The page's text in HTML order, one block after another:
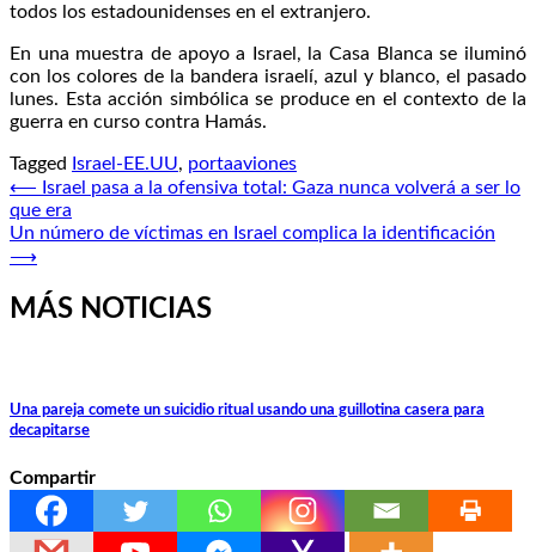
todos los estadounidenses en el extranjero.
En una muestra de apoyo a Israel, la Casa Blanca se iluminó
con los colores de la bandera israelí, azul y blanco, el pasado
lunes. Esta acción simbólica se produce en el contexto de la
guerra en curso contra Hamás.
Tagged Israel-EE.UU, portaaviones
Navegación
de
entradas
⟵ Israel pasa a la ofensiva total: Gaza nunca volverá a ser lo
que era
Un número de víctimas en Israel complica la identificación
⟶
MÁS NOTICIAS
Una pareja comete un suicidio ritual usando una guillotina casera para
decapitarse
Compartir